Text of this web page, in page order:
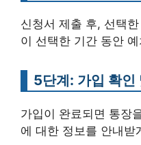
신청서 제출 후, 선택
이 선택한 기간 동안
5단계: 가입 확인
가입이 완료되면 통장
에 대한 정보를 안내받